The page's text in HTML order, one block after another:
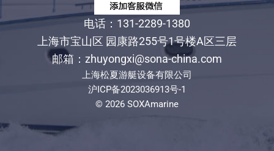
电话：131-2289-1380
上海市宝山区 园康路255号1号楼A区三层
邮箱：zhuyongxi@sona-china.com
上海松夏游艇设备有限公司
沪ICP备2023036913号-1
© 2026 SOXAmarine